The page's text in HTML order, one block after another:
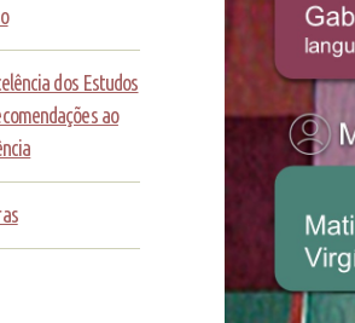
dos Estudos
ao